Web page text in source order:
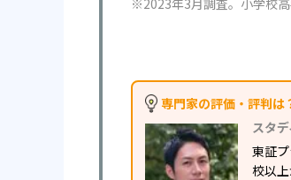
※2023年3月調査。 小学校
専門家の評価・評判は
スタ
東証
校以